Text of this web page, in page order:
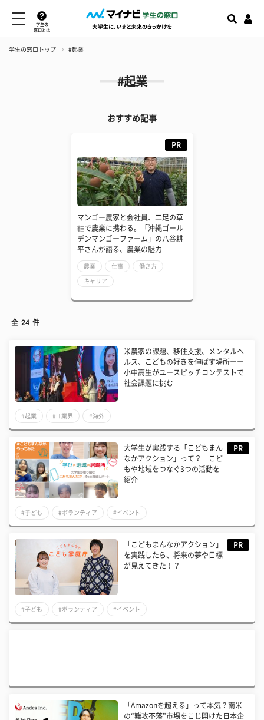
学生の
窓口とは
学生の窓口トップ #起業
#起業
おすすめ記事
PR
マンゴー農家と会社員、二足の草
鞋で農業に携わる。「沖縄ゴール
デンマンゴーファーム」の八谷耕
平さんが語る、農業の魅力
農業 仕事 働き方
キャリア
全 24 件
米農家の課題、移住支援、メンタルヘ
ルス、こどもの好きを伸ばす場所ーー
小中高生がユースピッチコンテストで
社会課題に挑む
#起業 #IT業界 #海外
大学生が実践する「こどもまん
なかアクション」って？ こど
もや地域をつなぐ3つの活動を
紹介
PR
#子ども #ボランティア #イベント
「こどもまんなかアクション」
を実践したら、将来の夢や目標
が見えてきた！？
PR
#子ども #ボランティア #イベント
「Amazonを超える」って本気？南米
の“難攻不落”市場をこじ開けた日本企